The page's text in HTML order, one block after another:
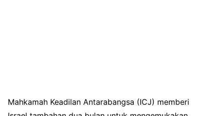
Mahkamah Keadilan Antarabangsa (ICJ) memberi